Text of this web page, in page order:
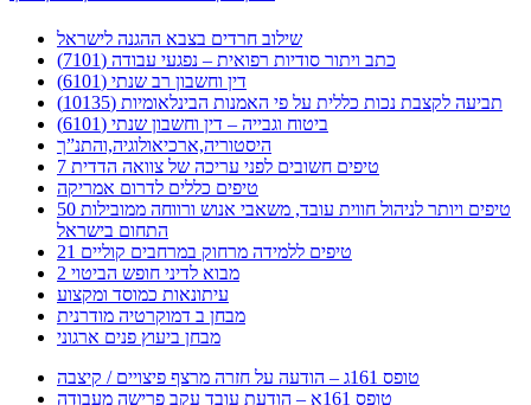
שילוב חרדים בצבא ההגנה לישראל
כתב ויתור סודיות רפואית – נפגעי עבודה (7101)
דין וחשבון רב שנתי (6101)
תביעה לקצבת נכות כללית על פי האמנות הבינלאומיות (10135)
ביטוח וגבייה – דין וחשבון שנתי (6101)
היסטוריה,ארכיאולוגיה,והתנ”ך
7 טיפים חשובים לפני עריכה של צוואה הדדית
טיפים כללים לדרום אמריקה
50 טיפים ויותר לניהול חווית עובד, משאבי אנוש ורווחה ממובילות
התחום בישראל
21 טיפים ללמידה מרחוק במרחבים קוליים
מבוא לדיני חופש הביטוי 2
עיתונאות כמוסד ומקצוע
מבחן ב דמוקרטיה מודרנית
מבחן ביעוץ פנים ארגוני
טופס 161ג – הודעה על חזרה מרצף פיצויים / קיצבה
טופס 161א – הודעת עובד עקב פרישה מעבודה